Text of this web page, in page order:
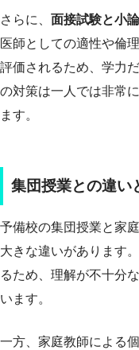
さらに、 面接試験と小
医師としての適性や倫
評価されるため、学力
の対策は一人では非常
ます。
集団授業との違い
予備校の集団授業と家
大きな違いがあります
るため、理解が不十分
います。
一方、家庭教師による